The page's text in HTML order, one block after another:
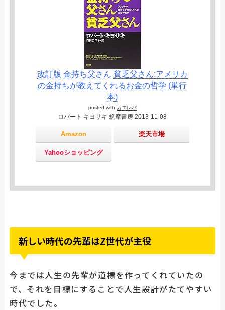
改訂版 金持ち父さん 貧乏父さん:アメリカ
の金持ちが教えてくれるお金の哲学 (単行
本)
posted with カエレバ
ロバート キヨサキ 筑摩書房 2013-11-08
Amazon 楽天市場
Yahooショッピング
新しい時代の先輩はZ世代が主役
今までは人生の先輩が道標を作ってくれていたの
で、それを目標にすることで人生設計がたてやすい
時代でした。